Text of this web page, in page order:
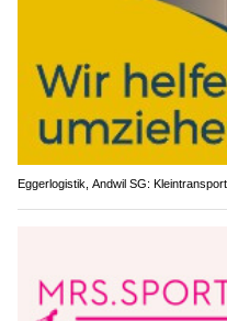
Eggerlogistik, Andwil SG: